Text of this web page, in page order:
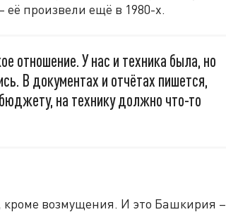
её произвели ещё в 1980-х.
отношение. У нас и техника была, но
В документах и отчётах пишется,
на технику должно что-то
возмущения. И это Башкирия –